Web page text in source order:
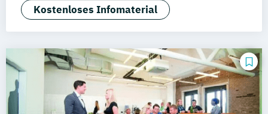
Hotelmanagement)
Hospitality Controlling & Hotel Asset
Hotel Management
Hotel Management (dual)
Hotel- und Tourismusmarketing
Hotelmarketing Hotelökonom (FH)
Kostenloses Infomaterial